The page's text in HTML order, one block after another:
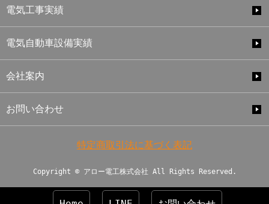
電気工事実績
電気自動車設備実績
会社案内
お問い合わせ
特定商取引法に基づく表記
Copyright © アロー電工株式会社 All Rights Reserved.